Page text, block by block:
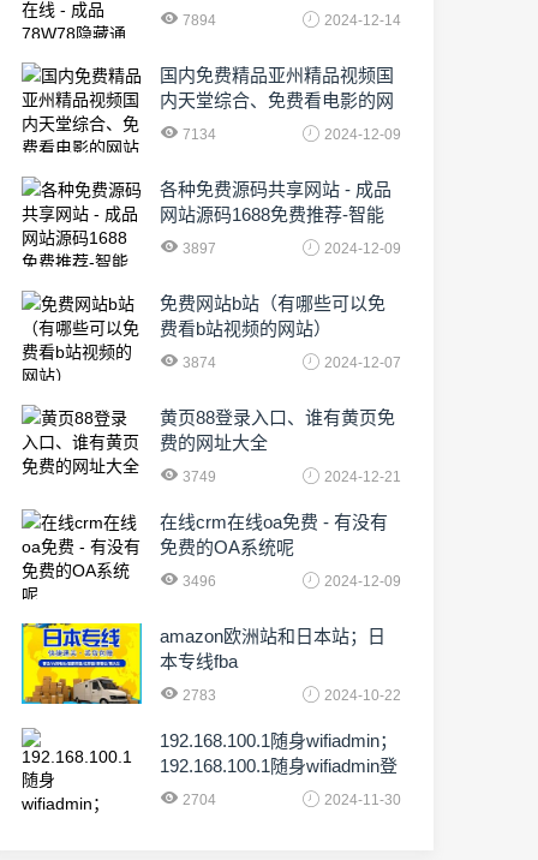
农业数字化,为乡村振兴注入新
7894 2024-12-14
国内免费精品亚州精品视频国
内天堂综合、免费看电影的网
站有哪些啊
7134 2024-12-09
各种免费源码共享网站 - 成品
网站源码1688免费推荐-智能
化时代的挑战与机遇!
3897 2024-12-09
免费网站b站（有哪些可以免
费看b站视频的网站）
3874 2024-12-07
黄页88登录入口、谁有黄页免
费的网址大全
3749 2024-12-21
在线crm在线oa免费 - 有没有
免费的OA系统呢
3496 2024-12-09
amazon欧洲站和日本站；日
本专线fba
2783 2024-10-22
192.168.100.1随身wifiadmin；
192.168.100.1随身wifiadmin登
录器2704 2024-11-30